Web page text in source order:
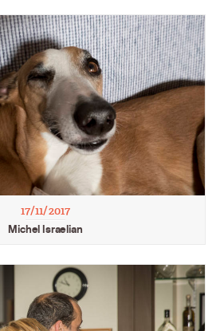
17/11/2017
Michel Israelian